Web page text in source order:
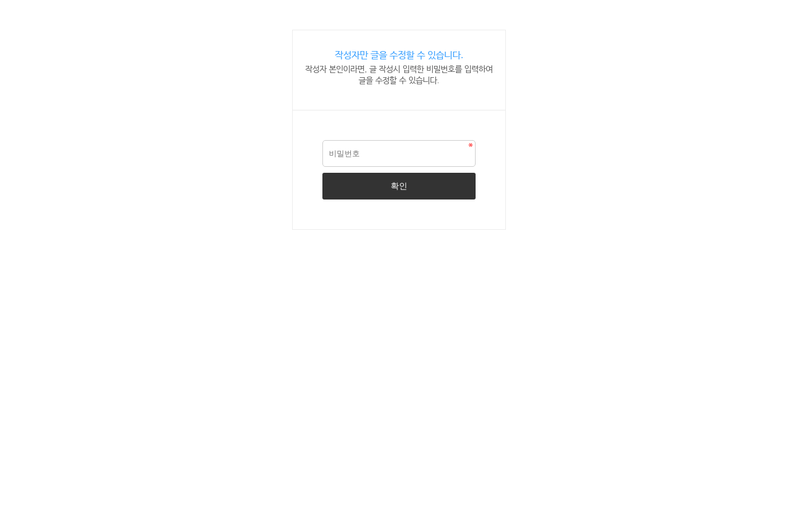
작성자만 글을 수정할 수 있습니다.
작성자 본인이라면, 글 작성시 입력한 비밀번호를 입력하여
글을 수정할 수 있습니다.